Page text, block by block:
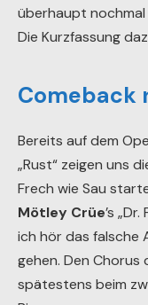
überhaupt nochmal
Die Kurzfassung
Comeback
Bereits auf dem
„Rust“ zeigen uns
Frech wie Sau
Mötley Crüe’s
ich hör das falsche
gehen. Den Chorus
spätestens beim